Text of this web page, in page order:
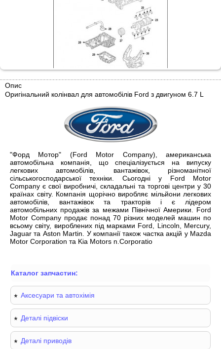
Опис
Оригінальний колінвал для автомобілів Ford з двигуном 6.7 L
"Форд Мотор" (Ford Motor Company), американська
автомобільна компанія, що спеціалізується на випуску
легкових автомобілів, вантажівок, різноманітної
сільськогосподарської техніки. Сьогодні у Ford Motor
Company є свої виробничі, складальні та торгові центри у 30
країнах світу. Компанія щорічно виробляє мільйони легкових
автомобілів, вантажівок та тракторів і є лідером
автомобільних продажів за межами Північної Америки. Ford
Motor Company продає понад 70 різних моделей машин по
всьому світу, вироблених під марками Ford, Lincoln, Mercury,
Jaguar та Aston Martin. У компанії також частка акцій у Mazda
Motor Corporation та Kia Motors n.Corporatio
Каталог запчастин:
Аксесуари та автохімія
Деталі підвіски
Деталі приводів